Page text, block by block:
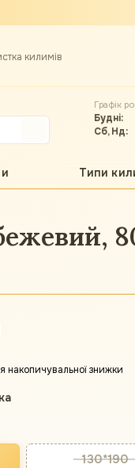
килимів
Графік
Будні:
Сб, Нд:
Типи
накопичувальної знижки
130*190